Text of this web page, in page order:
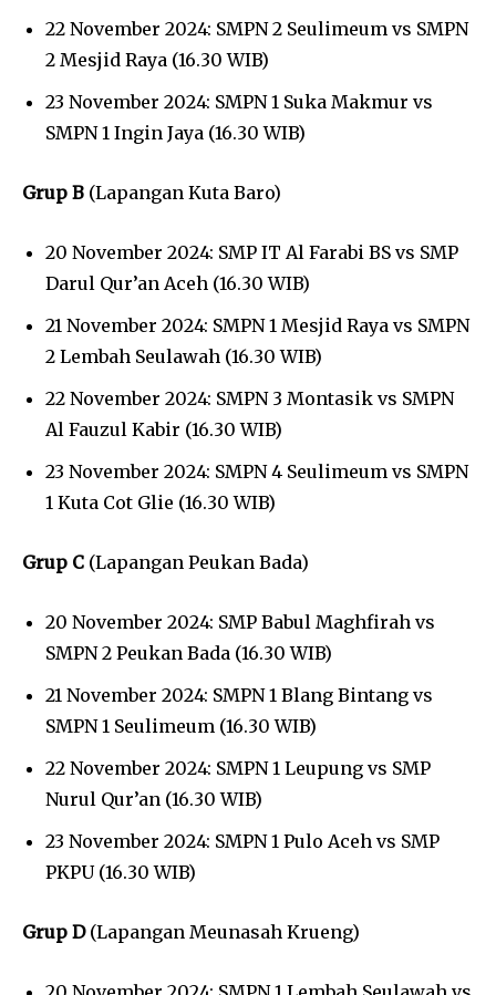
22 November 2024: SMPN 2 Seulimeum vs SMPN
2 Mesjid Raya (16.30 WIB)
23 November 2024: SMPN 1 Suka Makmur vs
SMPN 1 Ingin Jaya (16.30 WIB)
Grup B (Lapangan Kuta Baro)
20 November 2024: SMP IT Al Farabi BS vs SMP
Darul Qur’an Aceh (16.30 WIB)
21 November 2024: SMPN 1 Mesjid Raya vs SMPN
2 Lembah Seulawah (16.30 WIB)
22 November 2024: SMPN 3 Montasik vs SMPN
Al Fauzul Kabir (16.30 WIB)
23 November 2024: SMPN 4 Seulimeum vs SMPN
1 Kuta Cot Glie (16.30 WIB)
Grup C (Lapangan Peukan Bada)
20 November 2024: SMP Babul Maghfirah vs
SMPN 2 Peukan Bada (16.30 WIB)
21 November 2024: SMPN 1 Blang Bintang vs
SMPN 1 Seulimeum (16.30 WIB)
22 November 2024: SMPN 1 Leupung vs SMP
Nurul Qur’an (16.30 WIB)
23 November 2024: SMPN 1 Pulo Aceh vs SMP
PKPU (16.30 WIB)
Grup D(Lapangan Meunasah Krueng)